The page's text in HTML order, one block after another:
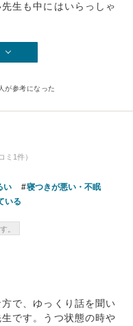
生も中にはいらっしゃ
が参考になった
ミ1件）
い
寝つきが悪い・不眠
いる
。
で、ゆっくり話を聞い
です。うつ状態の時や